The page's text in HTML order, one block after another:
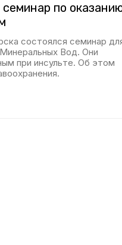
по
состоялся семинар
Вод. Они
при инсульте. Об этом